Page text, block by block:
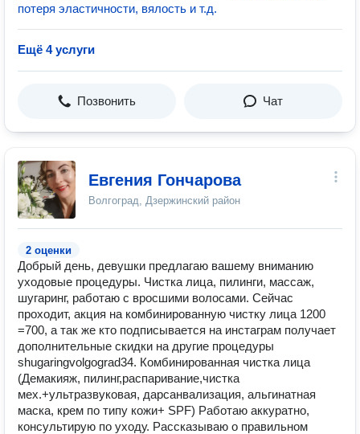
потеря эластичности, вялость и т.д.
Ещё 4 услуги
Позвонить Чат
Евгения Гончарова
Волгоград, Дзержинский район
2 оценки
Добрый день, девушки предлагаю вашему вниманию
уходовые процедуры. Чистка лица, пилинги, массаж,
шугаринг, работаю с вросшими волосами. Сейчас
проходит, акция на комбинированную чистку лица 1200
=700, а так же кто подписывается на инстаграм получает
дополнительные скидки на другие процедуры
shugaringvolgograd34. Комбинированная чистка лица
(Демакияж, пилинг,распаривание,чистка
мех.+ультразвуковая, дарсанвализация, альгинатная
маска, крем по типу кожи+ SPF) Работаю аккуратно,
консультирую по уходу. Рассказываю о правильном